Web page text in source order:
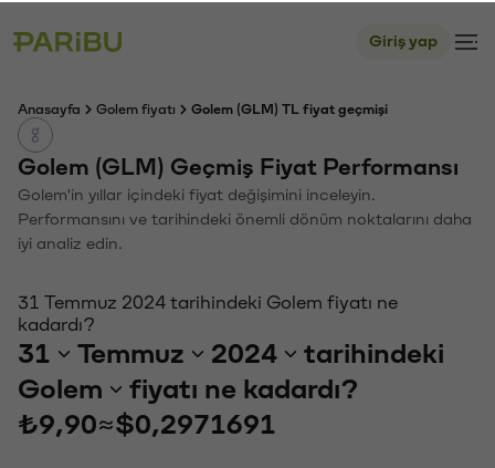
Giriş yap
Anasayfa Golem fiyatı Golem (GLM) TL fiyat geçmişi
Golem (GLM) Geçmiş Fiyat Performansı
Golem'in yıllar içindeki fiyat değişimini inceleyin.
Performansını ve tarihindeki önemli dönüm noktalarını daha
iyi analiz edin.
31 Temmuz 2024 tarihindeki Golem fiyatı ne
kadardı?
31 Temmuz 2024
tarihindeki
Golem
fiyatı ne kadardı?
₺9,90≈$0,2971691